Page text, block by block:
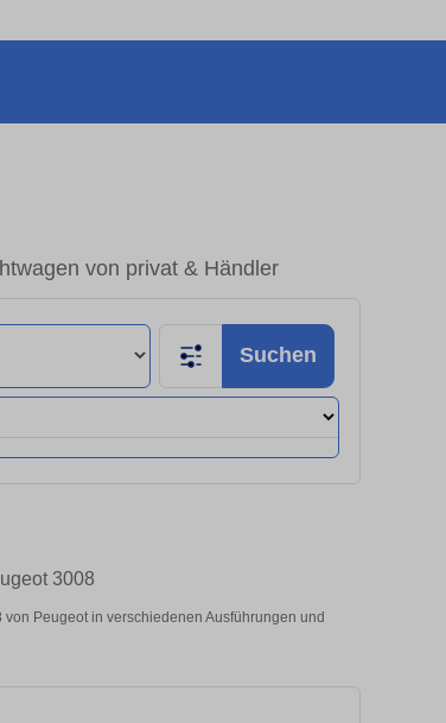
von privat & Händler
Suchen
3008
Peugeot in verschiedenen Ausführungen und